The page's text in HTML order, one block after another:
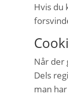
Hvis du
Når der
Dels
man